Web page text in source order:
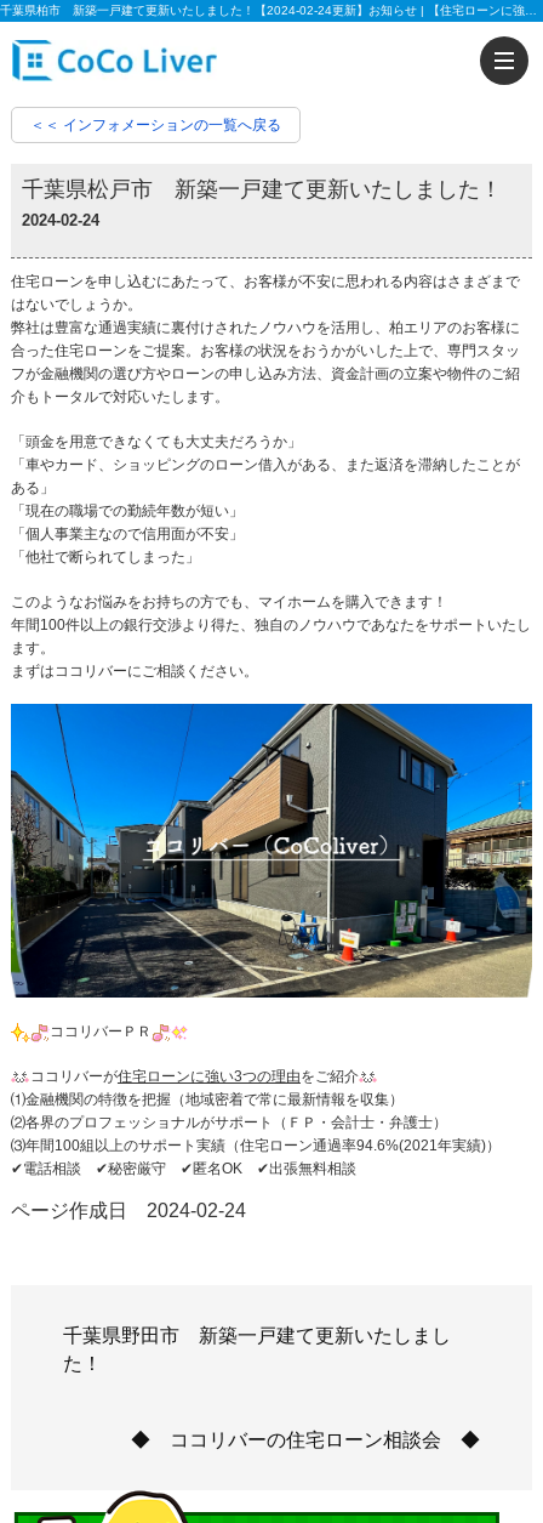
＜＜ インフォメーションの一覧へ戻る
千葉県松戸市 新築一戸建て更新いたしました！
2024-02-24
住宅ローンを申し込むにあたって、お客様が不安に思われる内容はさまざまで
はないでしょうか。
弊社は豊富な通過実績に裏付けされたノウハウを活用し、柏エリアのお客様に
合った住宅ローンをご提案。お客様の状況をおうかがいした上で、専門スタッ
フが金融機関の選び方やローンの申し込み方法、資金計画の立案や物件のご紹
介もトータルで対応いたします。
「頭金を用意できなくても大丈夫だろうか」
「車やカード、ショッピングのローン借入がある、また返済を滞納したことが
ある」
「現在の職場での勤続年数が短い」
「個人事業主なので信用面が不安」
「他社で断られてしまった」
このようなお悩みをお持ちの方でも、マイホームを購入できます！
年間100件以上の銀行交渉より得た、独自のノウハウであなたをサポートいたし
ます。
まずはココリバーにご相談ください。
ココリバーＰＲ
ココリバーが住宅ローンに強い3つの理由をご紹介
⑴金融機関の特徴を把握（地域密着で常に最新情報を収集）
⑵各界のプロフェッショナルがサポート（ＦＰ・会計士・弁護士）
⑶年間100組以上のサポート実績（住宅ローン通過率94.6%(2021年実績)）
✔︎電話相談 ✔︎秘密厳守 ✔︎匿名OK ✔︎出張無料相談
ページ作成日 2024-02-24
千葉県野田市 新築一戸建て更新いたしまし
た！
◆ ココリバーの住宅ローン相談会 ◆